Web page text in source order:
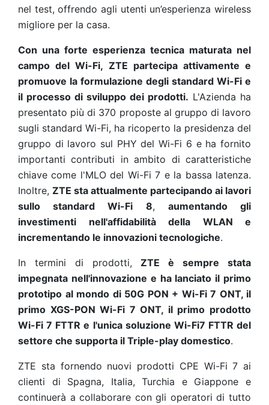
nel test, offrendo agli utenti un’esperienza wireless
migliore per la casa.
Con una forte esperienza tecnica maturata nel
campo del Wi-Fi, ZTE partecipa attivamente e
promuove la formulazione degli standard Wi-Fi e
il processo di sviluppo dei prodotti. L'Azienda ha
presentato più di 370 proposte al gruppo di lavoro
sugli standard Wi-Fi, ha ricoperto la presidenza del
gruppo di lavoro sul PHY del Wi-Fi 6 e ha fornito
importanti contributi in ambito di caratteristiche
chiave come l'MLO del Wi-Fi 7 e la bassa latenza.
Inoltre, ZTE sta attualmente partecipando ai lavori
sullo standard Wi-Fi 8, aumentando gli
investimenti nell'affidabilità della WLAN e
incrementando le innovazioni tecnologiche.
In termini di prodotti,ZTE è sempre stata
impegnata nell'innovazione e ha lanciato il primo
prototipo al mondo di 50G PON + Wi-Fi 7 ONT, il
primo XGS-PON Wi-Fi 7 ONT, il primo prodotto
Wi-Fi 7 FTTR e l'unica soluzione Wi-Fi7 FTTR del
settore che supporta il Triple-play domestico.
ZTE sta fornendo nuovi prodotti CPE Wi-Fi 7 ai
clienti di Spagna, Italia, Turchia e Giappone e
continuerà a collaborare con gli operatori di tutto